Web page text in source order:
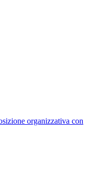
organizzativa con